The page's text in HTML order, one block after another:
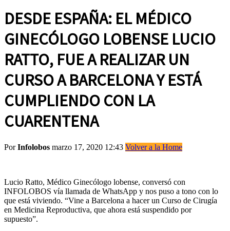
DESDE ESPAÑA: EL MÉDICO
GINECÓLOGO LOBENSE LUCIO
RATTO, FUE A REALIZAR UN
CURSO A BARCELONA Y ESTÁ
CUMPLIENDO CON LA
CUARENTENA
PorInfolobos marzo 17, 2020 12:43 Volver a la Home
Lucio Ratto, Médico Ginecólogo lobense, conversó con
INFOLOBOS vía llamada de WhatsApp y nos puso a tono con lo
que está viviendo. “Vine a Barcelona a hacer un Curso de Cirugía
en Medicina Reproductiva, que ahora está suspendido por
supuesto”.